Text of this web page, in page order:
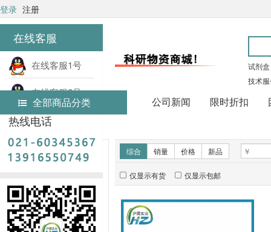
在线客服
在线客服1号
在线客服2号
热线电话
登录 注册
试剂盒
技术
全部商品分类 公司新闻 限时折扣
首页
实验试剂
新品推荐
综合 销量 价格 新品
仅显示有货 仅显示包邮